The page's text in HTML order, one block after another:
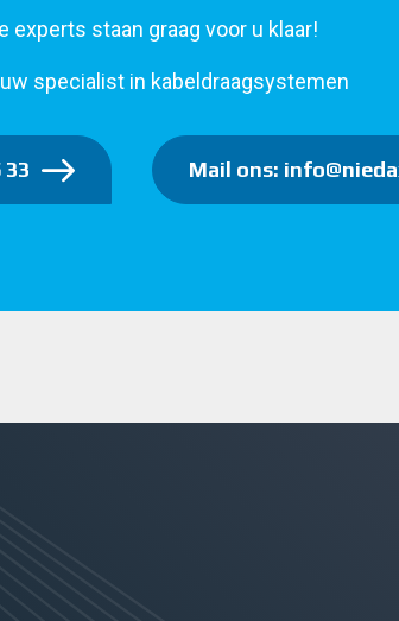
experts staan graag voor u klaar!
specialist in kabeldraagsystemen
33 Mail ons: